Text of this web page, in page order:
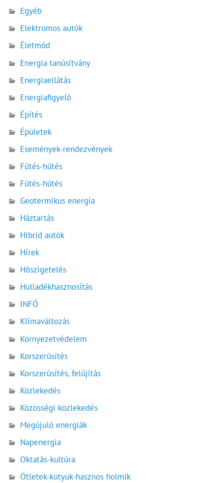
Egyéb
Elektromos autók
Életmód
Energia tanúsítvány
Energiaellátás
Energiafigyelő
Építés
Épületek
Események-rendezvények
Fűtés-hűtés
Fűtés-hűtés
Geotermikus energia
Háztartás
Hibrid autók
Hírek
Hőszigetelés
Hulladékhasznosítás
INFÓ
Klímaváltozás
Környezetvédelem
Korszerűsítés
Korszerűsítés, felújítás
Közlekedés
Közösségi közlekedés
Megújuló energiák
Napenergia
Oktatás-kultúra
Ötletek-kütyük-hasznos holmik